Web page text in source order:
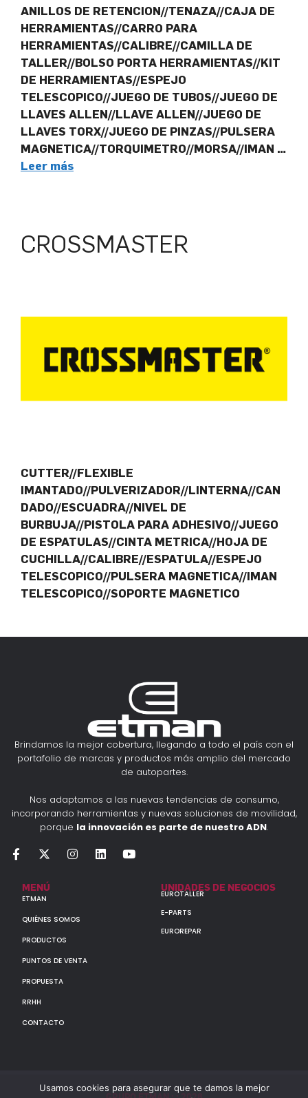
ANILLOS DE RETENCION//TENAZA//CAJA DE
HERRAMIENTAS//CARRO PARA
HERRAMIENTAS//CALIBRE//CAMILLA DE
TALLER//BOLSO PORTA HERRAMIENTAS//KIT
DE HERRAMIENTAS//ESPEJO
TELESCOPICO//JUEGO DE TUBOS//JUEGO DE
LLAVES ALLEN//LLAVE ALLEN//JUEGO DE
LLAVES TORX//JUEGO DE PINZAS//PULSERA
MAGNETICA//TORQUIMETRO//MORSA//IMAN …
Leer más
CROSSMASTER
CUTTER//FLEXIBLE
IMANTADO//PULVERIZADOR//LINTERNA//CAN
DADO//ESCUADRA//NIVEL DE
BURBUJA//PISTOLA PARA ADHESIVO//JUEGO
DE ESPATULAS//CINTA METRICA//HOJA DE
CUCHILLA//CALIBRE//ESPATULA//ESPEJO
TELESCOPICO//PULSERA MAGNETICA//IMAN
TELESCOPICO//SOPORTE MAGNETICO
Brindamos la mejor cobertura, llegando a todo el país con el
portafolio de marcas y productos más amplio del mercado
de autopartes.
Nos adaptamos a las nuevas tendencias de consumo,
incorporando herramientas y nuevas soluciones de movilidad,
porque la innovación es parte de nuestro ADN.
MENÚ
ETMAN
QUIÉNES SOMOS
PRODUCTOS
PUNTOS DE VENTA
PROPUESTA
RRHH
CONTACTO
UNIDADES DE NEGOCIOS
EUROTALLER
E-PARTS
EUROREPAR
Usamos cookies para asegurar que te damos la mejor